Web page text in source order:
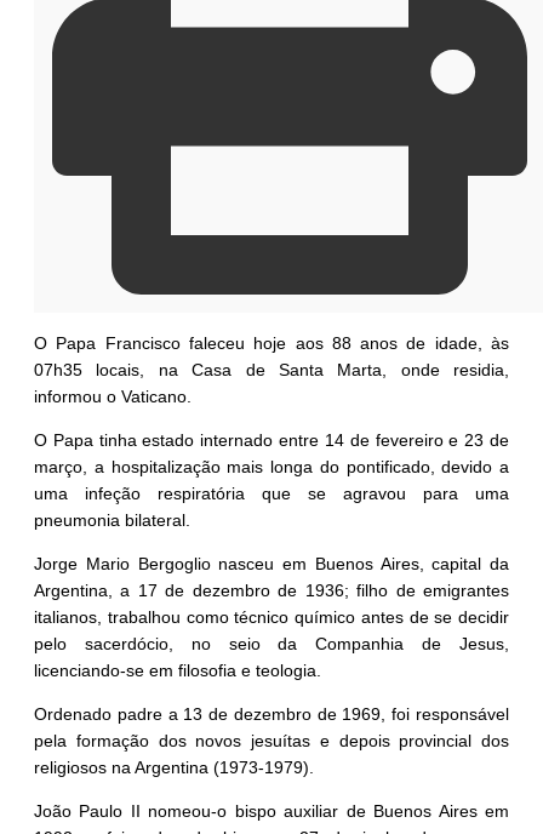
O Papa Francisco faleceu hoje aos 88 anos de idade, às
07h35 locais, na Casa de Santa Marta, onde residia,
informou o Vaticano.
O Papa tinha estado internado entre 14 de fevereiro e 23 de
março, a hospitalização mais longa do pontificado, devido a
uma infeção respiratória que se agravou para uma
pneumonia bilateral.
Jorge Mario Bergoglio nasceu em Buenos Aires, capital da
Argentina, a 17 de dezembro de 1936; filho de emigrantes
italianos, trabalhou como técnico químico antes de se decidir
pelo sacerdócio, no seio da Companhia de Jesus,
licenciando-se em filosofia e teologia.
Ordenado padre a 13 de dezembro de 1969, foi responsável
pela formação dos novos jesuítas e depois provincial dos
religiosos na Argentina (1973-1979).
João Paulo II nomeou-o bispo auxiliar de Buenos Aires em